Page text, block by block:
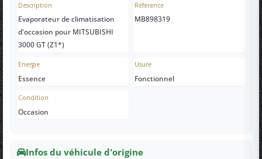
Description
Evaporateur de climatisation
d'occasion pour MITSUBISHI
3000 GT (Z1*)
Référence
MB898319
Energie
Essence
Usure
Fonctionnel
Condition
Occasion
Infos du véhicule d'origine